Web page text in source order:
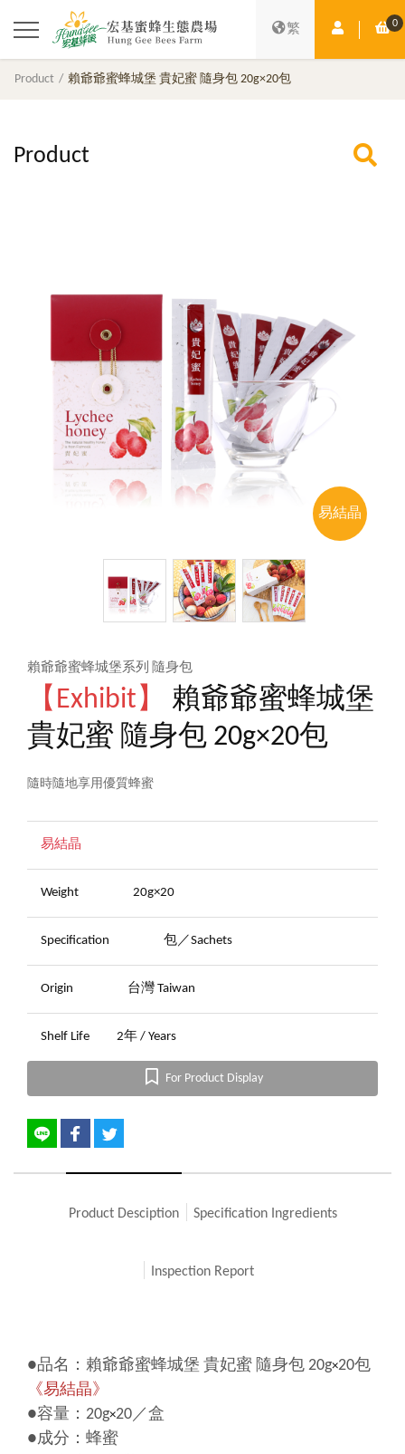
繁 Member 0
Product 賴爺爺蜜蜂城堡 貴妃蜜 隨身包 20g×20包
Product
易結晶
賴爺爺蜜蜂城堡系列 隨身包
【Exhibit】
賴爺爺蜜蜂城堡
貴妃蜜 隨身包 20g×20包
隨時隨地享用優質蜂蜜
易結晶
Weight 20g×20
Specification 包／Sachets
Origin 台灣 Taiwan
Shelf Life 2年 / Years
For Product Display
Product Desciption Specification Ingredients
Inspection Report
●品名：賴爺爺蜜蜂城堡 貴妃蜜 隨身包 20g×20包
《易結晶》
●容量：20g×20／盒
●成分：蜂蜜